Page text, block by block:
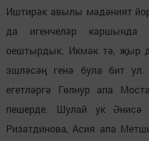
Иштирәк авылы мәдәният
да игенчеләр каршында
оештырдык. Икмәк тә, җыр
эшләсәң генә була бит
егетләргә Гөлнур апа
пешерде. Шулай ук Әнисә
Ризатдинова, Асия апа